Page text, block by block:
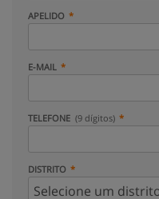
APELIDO
E-MAIL
TELEFONE (9 dígitos)
DISTRITO